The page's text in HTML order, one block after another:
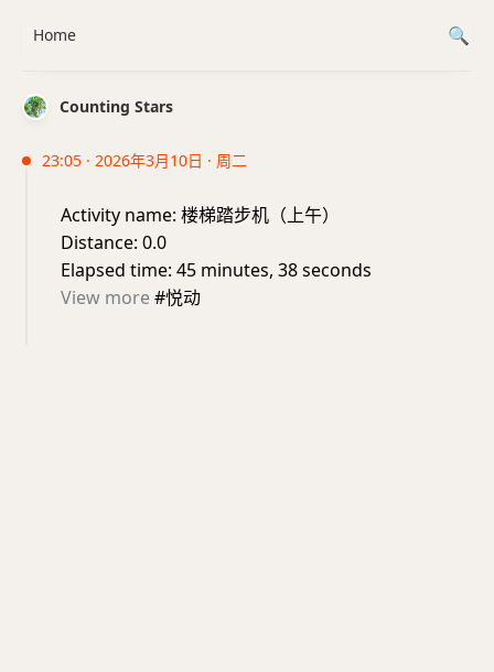
Counting Stars
23:05 · 2026年3月10日 · 周二
Activity name: 楼梯踏步机（上午）
Distance: 0.0
Elapsed time: 45 minutes, 38 seconds
View more#悦动
Home